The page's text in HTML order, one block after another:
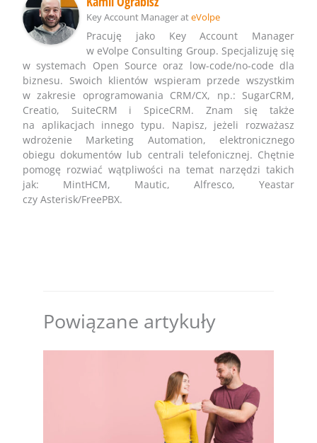
Key Account ManagerateVolpe
Pracuję jako Key Account Manager
w eVolpe Consulting Group. Specjalizuję się
w systemach Open Source oraz low-code/no-code dla
biznesu. Swoich klientów wspieram przede wszystkim
w zakresie oprogramowania CRM/CX, np.: SugarCRM,
Creatio, SuiteCRM i SpiceCRM. Znam się także
na aplikacjach innego typu. Napisz, jeżeli rozważasz
wdrożenie Marketing Automation, elektronicznego
obiegu dokumentów lub centrali telefonicznej. Chętnie
pomogę rozwiać wątpliwości na temat narzędzi takich
jak: MintHCM, Mautic, Alfresco, Yeastar
czy Asterisk/FreePBX.
Powiązane artykuły